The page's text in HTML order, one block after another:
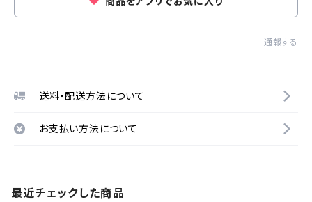
通報する
送料・配送方法について
お支払い方法について
最近チェックした商品